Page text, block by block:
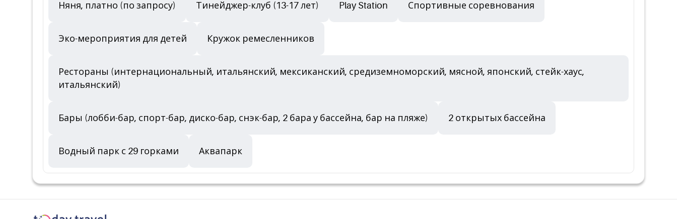
Няня, платно (по запросу) Тинейджер-клуб (13-17 лет) Play Station Спортивные соревнования
Эко-мероприятия для детей Кружок ремесленников
Рестораны (интернациональный, итальянский, мексиканский, средиземноморский, мясной, японский, стейк-хаус,
итальянский)
Бары (лобби-бар, спорт-бар, диско-бар, снэк-бар, 2 бара у бассейна, бар на пляже) 2 открытых бассейна
Водный парк с 29 горками Аквапарк